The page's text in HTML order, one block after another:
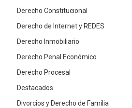
Derecho Constitucional
Derecho de Internet y REDES
Derecho Inmobiliario
Derecho Penal Económico
Derecho Procesal
Destacados
Divorcios y Derecho de Familia